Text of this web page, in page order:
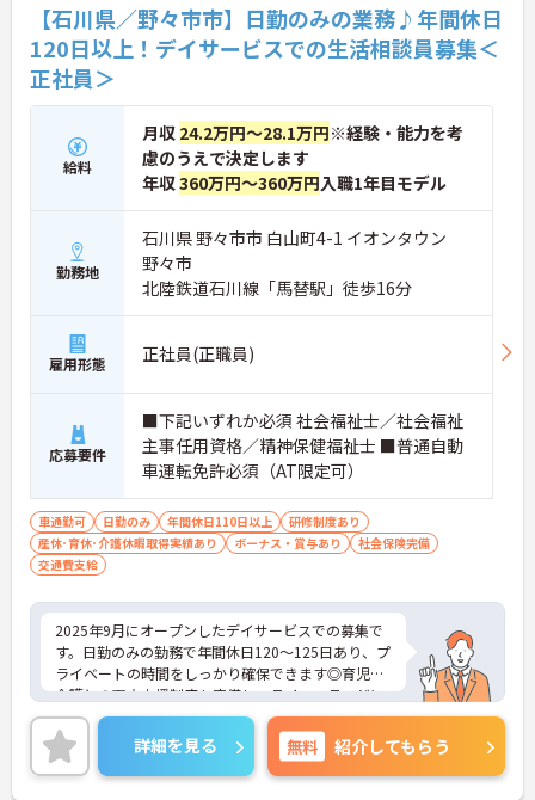
★おすすめPOINT★
【これまでの経験・専門性が正当に評価される環境
です】
・独自の社内資格「マジ神制度」があり、認定され
ると1資格につき月1万円（最大4万円）の手当が加
算されます。
・ケアマネジャーの受験料や対策講座、更新費用ま
で全額補助されるため、次のステップアップを自己
【最先端のDX導入で、身体的・精神的な負担を軽
減】
・スマホ記録や睡眠センサーを活用したデータに基
担を大きく軽減しています。
・業務の効率化により月の平均残業時間は10時間程
度と少なく、体力的なゆとりを持ってご入居者様と
向き合えます。
【ご家族も安心できる、圧倒的な福利厚生が整って
います】
・ご家族分も含めて年間3万円までの医療費補助
や、教育サービスの70%割引など、生活全体を支え
る独自の福利厚生が利用できます。
・小学校3年生までの時短・夜勤免除制度があり、
男性の育休取得実績も豊富なため、ライフステージ
【プライベートとの両立がしやすい環境です】
・有給取得促進手当の支給や、5連休以上の長期休
暇を取得できる仕組みがあり、しっかりと心身をリ
フレッシュできます。
・中途入社比率が6割を超えており、風通しが良
く、新しい方もこれまでの経験を活かしてすぐに馴
染める温かい社風です。
【石川県／野々市市】日勤のみの業務♪年間休日
120日以上！デイサービスでの生活相談員募集＜
正社員＞
給料
月収 24.2万円～28.1万円※経験・能力を考
慮のうえで決定します
年収360万円～360万円入職1年目モデル
勤務地
石川県 野々市市 白山町4-1 イオンタウン
野々市
北陸鉄道石川線「馬替駅」徒歩16分
雇用形態 正社員(正職員)
応募要件
■下記いずれか必須 社会福祉士／社会福祉
主事任用資格／精神保健福祉士 ■普通自動
車運転免許必須（AT限定可）
車通勤可 日勤のみ 年間休日110日以上
研修制度あり
産休･育休･介護休暇取得実績あり
ボーナス・賞与あり
社会保険完備
交通費支給
2025年9月にオープンしたデイサービスでの募集で
す。日勤のみの勤務で年間休日120～125日あり、プ
ライベートの時間をしっかり確保できます◎育児・
介護との両立支援制度も完備し、ライフステージに
応じて安心して働けます！さらに、多彩な教育プロ
グラムでキャリアアップを全面サポート。長期的に
成長できる環境が整っています♪ご興味ある方は面
接ポイントをお伝えしますので、お気軽にご連絡く
詳細を見る 無料 紹介してもらう